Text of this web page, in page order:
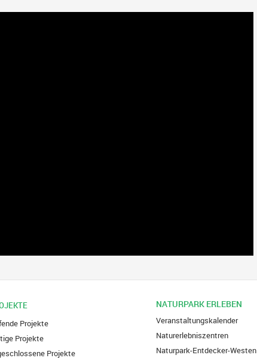
Projekte
Projekte
Projekte
NATURPARK ERLEBEN
Veranstaltungskalender
Naturerlebniszentren
Naturpark-Entdecker-Westen